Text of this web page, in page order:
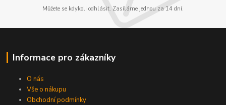
Můžete se kdykoli odhlásit. Zasíláme jednou za 14 dní.
Informace pro zákazníky
O nás
Vše o nákupu
Obchodní podmínky